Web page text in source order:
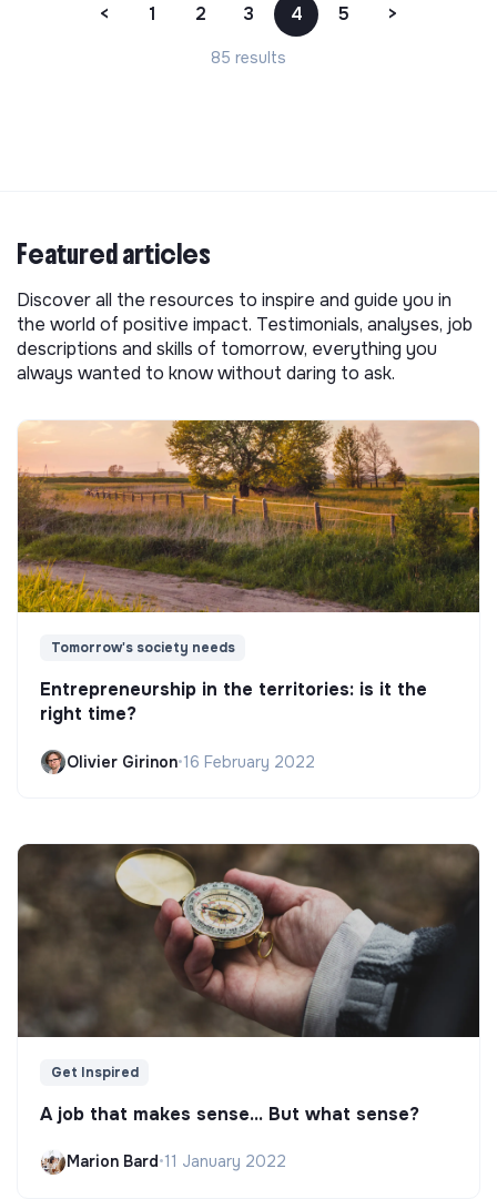
< 1 2 3 4 5 >
85 results
Featured articles
Discover all the resources to inspire and guide you in
the world of positive impact. Testimonials, analyses, job
descriptions and skills of tomorrow, everything you
always wanted to know without daring to ask.
Tomorrow's society needs
Entrepreneurship in the territories: is it the
right time?
Olivier Girinon•16 February 2022
Get Inspired
A job that makes sense... But what sense?
Marion Bard•11 January 2022